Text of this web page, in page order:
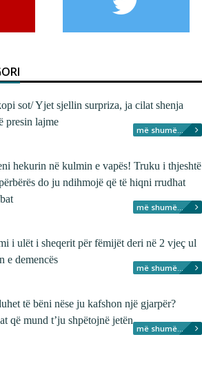
sot/ Yjet sjellin surpriza, ja cilat shenja
presin lajme
më shumë...
hekurin në kulmin e vapës! Truku i thjeshtë
do ju ndihmojë që të hiqni rrudhat
më shumë...
i ulët i sheqerit për fëmijët deri në 2 vjeç ul
e demencës
më shumë...
të bëni nëse ju kafshon një gjarpër?
që mund t’ju shpëtojnë jetën
më shumë...